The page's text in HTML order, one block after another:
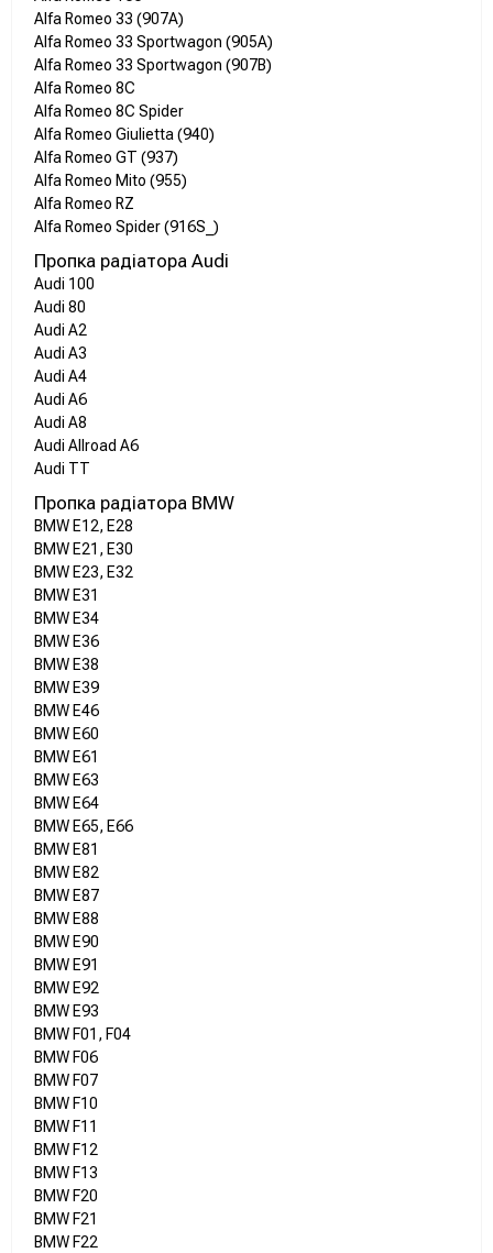
Alfa Romeo 33 (907A)
Alfa Romeo 33 Sportwagon (905A)
Alfa Romeo 33 Sportwagon (907B)
Alfa Romeo 8C
Alfa Romeo 8C Spider
Alfa Romeo Giulietta (940)
Alfa Romeo GT (937)
Alfa Romeo Mito (955)
Alfa Romeo RZ
Alfa Romeo Spider (916S_)
Пропка радіатора Audi
Audi 100
Audi 80
Audi A2
Audi A3
Audi A4
Audi A6
Audi A8
Audi Allroad A6
Audi TT
Пропка радіатора BMW
BMW E12, E28
BMW E21, E30
BMW E23, E32
BMW E31
BMW E34
BMW E36
BMW E38
BMW E39
BMW E46
BMW E60
BMW E61
BMW E63
BMW E64
BMW E65, E66
BMW E81
BMW E82
BMW E87
BMW E88
BMW E90
BMW E91
BMW E92
BMW E93
BMW F01, F04
BMW F06
BMW F07
BMW F10
BMW F11
BMW F12
BMW F13
BMW F20
BMW F21
BMW F22